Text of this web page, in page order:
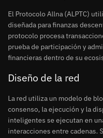
El Protocolo Allna (ALPTC)
diseñada para finanzas
protocolo procesa
prueba de participación y
financieras dentro de su
Diseño de la red
La red utiliza un modelo de
consenso, la ejecución y la
inteligentes se ejecutan en
interacciones entre cadenas.